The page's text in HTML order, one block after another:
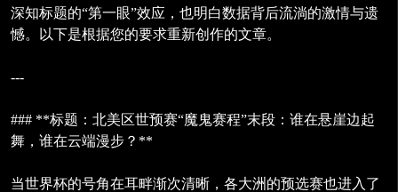
深知标题的“第一眼”效应，也明白数据背后流淌的激情与遗
憾。以下是根据您的要求重新创作的文章。
---
### **标题：北美区世预赛“魔鬼赛程”末段：谁在悬崖边起
舞，谁在云端漫步？**
当世界杯的号角在耳畔渐次清晰，各大洲的预选赛也进入了